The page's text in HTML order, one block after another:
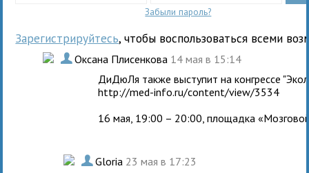
Забыли пароль?
Зарегистрируйтесь, чтобы воспользоваться всеми
. Оксана Плисенкова 14 мая в 15:14
ДиДюЛя также выступит на конгрессе
http://med-info.ru/content/view/3534
16 мая, 19:00 – 20:00, площадка
. Gloria 23 мая в 17:23